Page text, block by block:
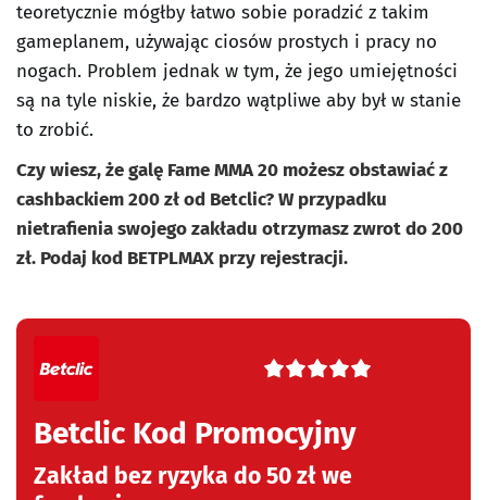
teoretycznie mógłby łatwo sobie poradzić z takim
gameplanem, używając ciosów prostych i pracy no
nogach. Problem jednak w tym, że jego umiejętności
są na tyle niskie, że bardzo wątpliwe aby był w stanie
to zrobić.
Czy wiesz, że galę Fame MMA 20 możesz obstawiać z
cashbackiem 200 zł od Betclic? W przypadku
nietrafienia swojego zakładu otrzymasz zwrot do 200
zł. Podaj kod BETPLMAX przy rejestracji.
5
a
t
Betclic Kod Promocyjny
Zakład bez ryzyka do 50 zł we